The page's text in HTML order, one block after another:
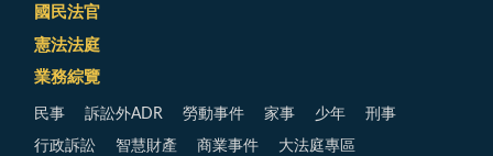
國民法官
憲法法庭
業務綜覽
民事 訴訟外ADR 勞動事件 家事 少年 刑事
行政訴訟 智慧財產 商業事件 大法庭專區